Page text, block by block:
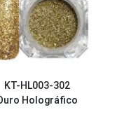
KT-HL003-302
Holográfico